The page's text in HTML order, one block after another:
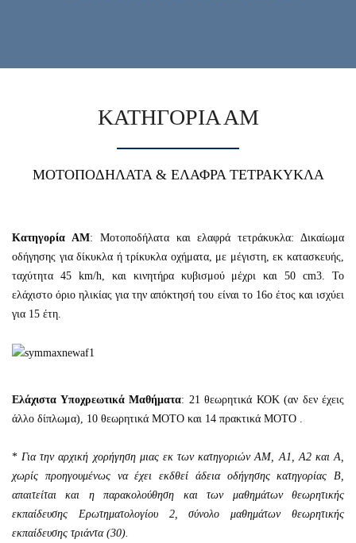
ΚΑΤΗΓΟΡΙΑ ΑΜ
ΜΟΤΟΠΟΔΗΛΑΤΑ & ΕΛΑΦΡΑ ΤΕΤΡΑΚΥΚΛΑ
Κατηγορία ΑΜ: Μοτοποδήλατα και ελαφρά τετράκυκλα: Δικαίωμα
οδήγησης για δίκυκλα ή τρίκυκλα οχήματα, με μέγιστη, εκ κατασκευής,
ταχύτητα 45 km/h, και κινητήρα κυβισμού μέχρι και 50 cm3. Το
ελάχιστο όριο ηλικίας για την απόκτησή του είναι το 16ο έτος και ισχύει
για 15 έτη.
Ελάχιστα Υποχρεωτικά Μαθήματα: 21 θεωρητικά ΚΟΚ (αν δεν έχεις
άλλο δίπλωμα), 10 θεωρητικά ΜΟΤΟ και 14 πρακτικά ΜΟΤΟ .
* Για την αρχική χορήγηση μιας εκ των κατηγοριών ΑΜ, Α1, Α2 και Α,
χωρίς προηγουμένως να έχει εκδθεί άδεια οδήγησης κατηγορίας Β,
απαιτείται και η παρακολούθηση και των μαθημάτων θεωρητικής
εκπαίδευσης Ερωτηματολογίου 2, σύνολο μαθημάτων θεωρητικής
εκπαίδευσης τριάντα (30).